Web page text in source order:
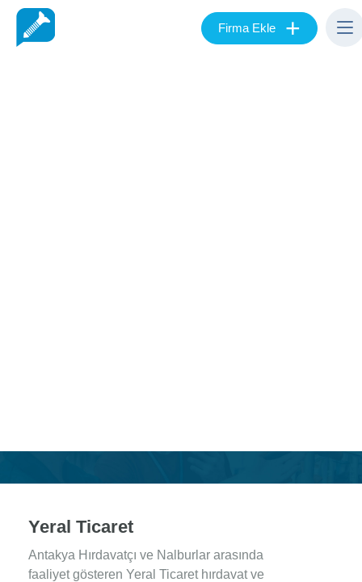
Firma Ekle +
Yeral Ticaret
Antakya Hırdavatçı ve Nalburlar arasında
faaliyet gösteren Yeral Ticaret hırdavat ve